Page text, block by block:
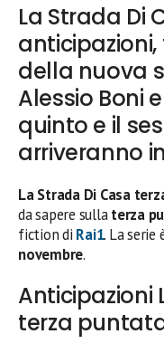
La Strada Di
della nuova
Alessio Boni
quinto e il
arriveranno
La Strada Di Casa
da sapere sullaterza
fiction di Rai1. La serie
novembre.
Anticipazioni
terza